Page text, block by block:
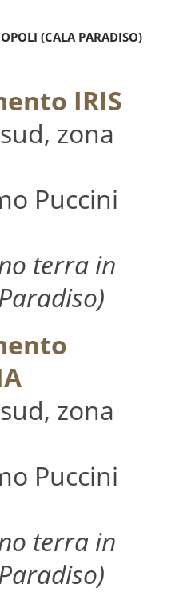
(CALA PARADISO)
IRIS
zona
Puccini
terra in
zona
Puccini
terra in